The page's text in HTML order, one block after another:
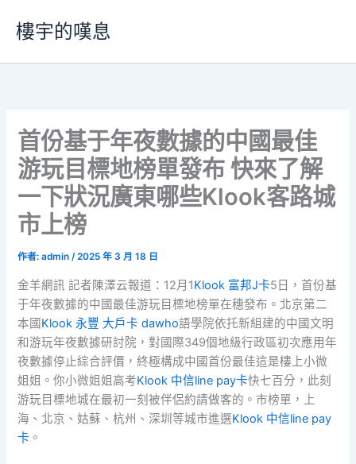
要
樓宇的嘆息
首份基于年夜數據的中國最佳
游玩目標地榜單發布 快來了解
一下狀況廣東哪些Klook客路城
市上榜
作者:admin/2025 年 3 月 18 日
金羊網訊 記者陳澤云報道：12月1Klook 富邦J卡5日，首份基
于年夜數據的中國最佳游玩目標地榜單在穗發布。北京第二
本國Klook 永豐 大戶卡 dawho語學院依托新組建的中國文明
和游玩年夜數據研討院，對國際349個地級行政區初次應用年
夜數據停止綜合評價，終極構成中國首份最佳這是樓上小微
姐姐。你小微姐姐高考Klook 中信line pay卡快七百分，此刻
游玩目標地城在最初一刻被伴侶約請做客的。市榜單，上
海、北京、姑蘇、杭州、深圳等城市進選Klook 中信line pay
卡 。